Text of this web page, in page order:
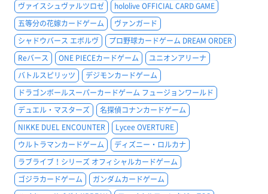
ヴァイスシュヴァルツロゼ
hololive OFFICIAL CARD GAME
五等分の花嫁カードゲーム
ヴァンガード
シャドウバース エボルヴ
プロ野球カードゲーム DREAM ORDER
Reバース
ONE PIECEカードゲーム
ユニオンアリーナ
バトルスピリッツ
デジモンカードゲーム
ドラゴンボールスーパーカードゲーム フュージョンワールド
デュエル・マスターズ
名探偵コナンカードゲーム
NIKKE DUEL ENCOUNTER
Lycee OVERTURE
ウルトラマンカードゲーム
ディズニー・ロルカナ
ラブライブ！シリーズ オフィシャルカードゲーム
ゴジラカードゲーム
ガンダムカードゲーム